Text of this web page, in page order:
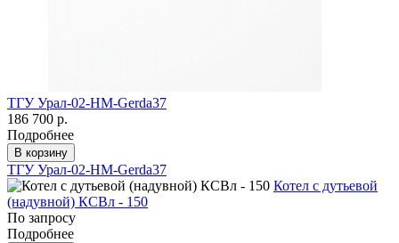
ТГУ Урал-02-HM-Gerda37
186 700 р.
Подробнее
В корзину
ТГУ Урал-02-HM-Gerda37
Котел с дутьевой
(надувной) КСВл - 150
По запросу
Подробнее